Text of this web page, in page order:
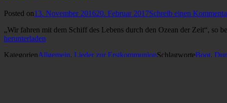
Posted on13. November 201620. Februar 2017Schreib einen
„Wir fahren mit dem Schiff des Lebens durch den Ozean der Zeit“, so
herunterladen
KategorienAllgemein, Lieder zur ErstkommunionSchlagworteBoot,